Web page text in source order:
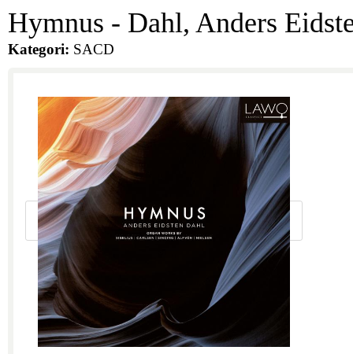
Hymnus - Dahl, Anders
Kategori: SACD